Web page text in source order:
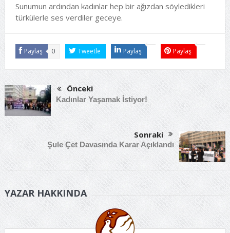
Sunumun ardından kadınlar hep bir ağızdan söyledikleri
türkülerle ses verdiler geceye.
Paylaş 0 Tweetle Paylaş Paylaş
Önceki
Kadınlar Yaşamak İstiyor!
Sonraki
Şule Çet Davasında Karar Açıklandı
YAZAR HAKKINDA